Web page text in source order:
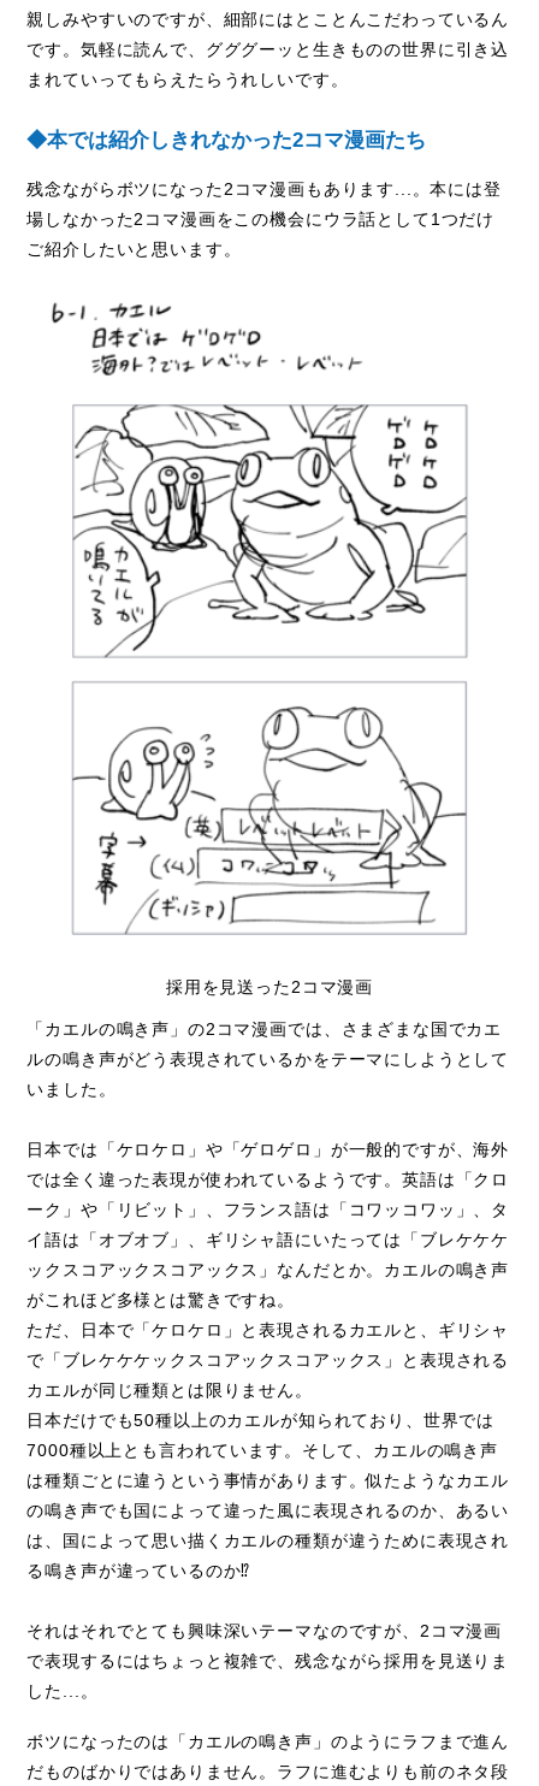
親しみやすいのですが、細部にはとことんこだわっているん
です。気軽に読んで、グググーッと生きものの世界に引き込
まれていってもらえたらうれしいです。
◆本では紹介しきれなかった2コマ漫画たち
残念ながらボツになった2 コマ漫画もあります...。本には登
場しなかった2 コマ漫画をこの機会にウラ話として1 つだけ
ご紹介したいと思います。
採用を見送った2コマ漫画
「カエルの鳴き声」の2コマ漫画では、さまざまな国でカエ
ルの鳴き声がどう表現されているかをテーマにしようとして
いました。
日本では「ケロケロ」や「ゲロゲロ」が一般的ですが、海外
では全く違った表現が使われているようです。英語は「クロ
ーク」や「リビット」、フランス語は「コワッコワッ」、タ
イ語は「オブオブ」、ギリシャ語にいたっては「ブレケケケ
ックスコアックスコアックス」なんだとか。カエルの鳴き声
がこれほど多様とは驚きですね。
ただ、日本で「ケロケロ」と表現されるカエルと、ギリシャ
で「ブレケケケックスコアックスコアックス」と表現される
カエルが同じ種類とは限りません。
日本だけでも50種以上のカエルが知られており、世界では
7000種以上とも言われています。そして、カエルの鳴き声
は種類ごとに違うという事情があります。似たようなカエル
の鳴き声でも国によって違った風に表現されるのか、あるい
は、国によって思い描くカエルの種類が違うために表現され
る鳴き声が違っているのか⁉
それはそれでとても興味深いテーマなのですが、2コマ漫画
で表現するにはちょっと複雑で、残念ながら採用を見送りま
した...。
ボツになったのは「カエルの鳴き声」のようにラフまで進ん
だものばかりではありません。ラフに進むよりも前のネタ段